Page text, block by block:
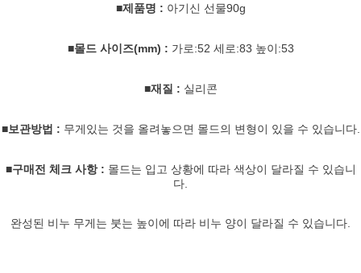
■제품명 : 아기신 선물90g
■몰드 사이즈(mm) : 가로:52 세로:83 높이:53
■재질 : 실리콘
■보관방법 : 무게있는 것을 올려놓으면 몰드의 변형이 있을 수 있습니다.
■구매전 체크 사항 : 몰드는 입고 상황에 따라 색상이 달라질 수 있습니
다.
완성된 비누 무게는 붓는 높이에 따라 비누 양이 달라질 수 있습니다.